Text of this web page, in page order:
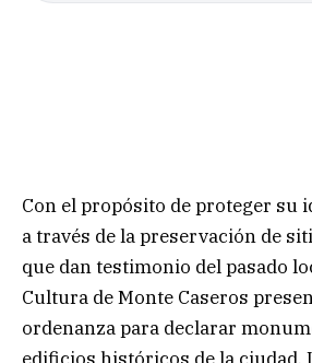
Con el propósito de proteger su
a través de la preservación de
que dan testimonio del pasado
Cultura de Monte Caseros
ordenanza para declarar